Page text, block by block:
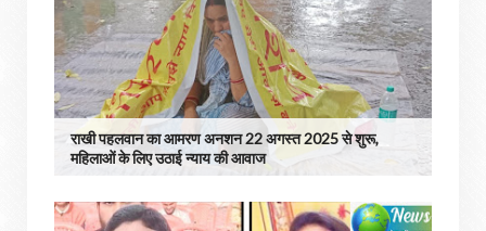
राखी पहलवान का आमरण अनशन 22 अगस्त 2025 से शुरू,
महिलाओं के लिए उठाई न्याय की आवाज